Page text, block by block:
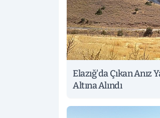
Elazığ'da Çıkan Anız
Altına Alındı